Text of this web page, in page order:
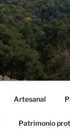
Artesanal
Patrimonio